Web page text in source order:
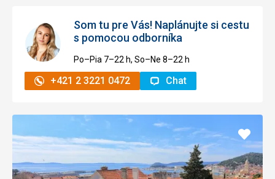
Som tu pre Vás! Naplánujte si cestu
s pomocou odborníka
Po–Pia 7–⁠⁠⁠⁠⁠⁠22 h, So–Ne 8–⁠⁠⁠⁠⁠⁠22 h
+421 2 3221 0472 Chat
Pridať
do